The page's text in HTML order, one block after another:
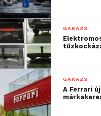
GARÁZS
GARÁZS
A Ferrari